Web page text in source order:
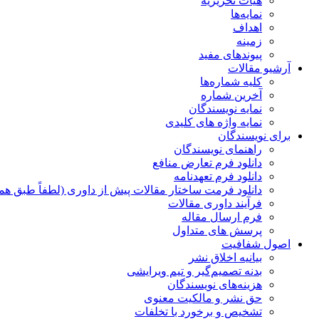
نمایه‌ها
اهداف
زمینه
پیوندهای مفید
آرشیو مقالات
کلیه شماره‌ها
آخرین شماره
نمایه نویسندگان
نمایه واژه های کلیدی
برای نویسندگان
راهنمای نویسندگان
دانلود فرم تعارض منافع
دانلود فرم تعهدنامه
دانلود فرمت ساختار مقالات پیش از داوری (لطفاً طبق
فرآیند داوری مقالات
فرم ارسال مقاله
پرسش های متداول
اصول شفافیت
بیانیه اخلاق نشر
بدنه تصمیم‌گیر و تیم ویرایشی
هزینه‌های نویسندگان
حق نشر و مالکیت معنوی
تشخیص و برخورد با تخلفات